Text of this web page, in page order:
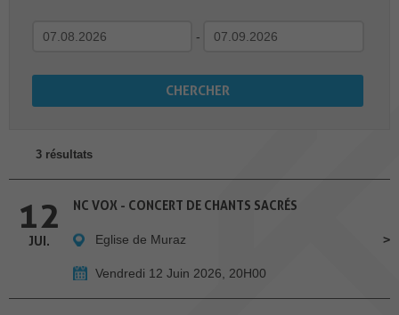
-
3 résultats
12
JUI.
NC VOX - CONCERT DE CHANTS SACRÉS
Eglise de Muraz
Vendredi 12 Juin 2026, 20H00